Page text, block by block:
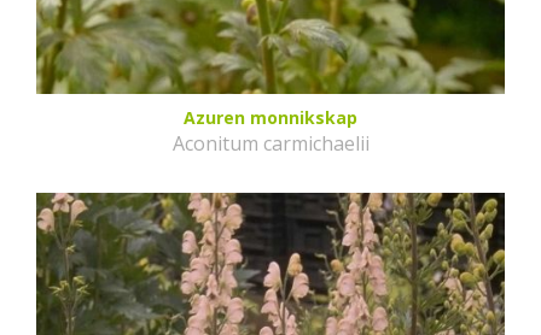
Azuren monnikskap
Aconitum carmichaelii